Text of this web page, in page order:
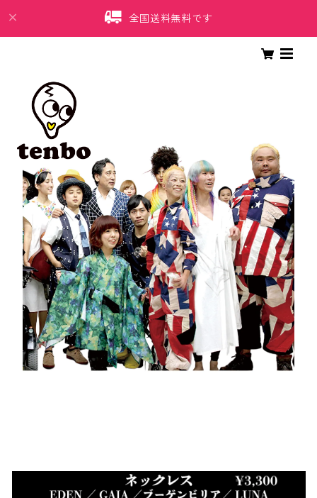
全国送料無料です